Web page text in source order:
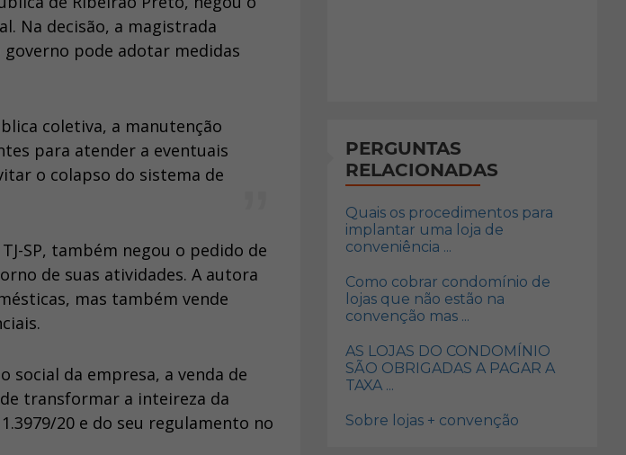
Na decisão, a magistrada
pode adotar medidas
coletiva, a manutenção
para atender a eventuais
o colapso do sistema de
SP, também negou o pedido de
de suas atividades. A autora
mas também vende
social da empresa, a venda de
transformar a inteireza da
20 e do seu regulamento no
PERGUNTAS
RELACIONADAS
Quais os procedimentos para
implantar uma loja de
conveniência ...
Como cobrar condomínio de
lojas que não estão na
convenção mas ...
AS LOJAS DO CONDOMÍNIO
SÃO OBRIGADAS A PAGAR A
TAXA ...
Sobre lojas + convenção